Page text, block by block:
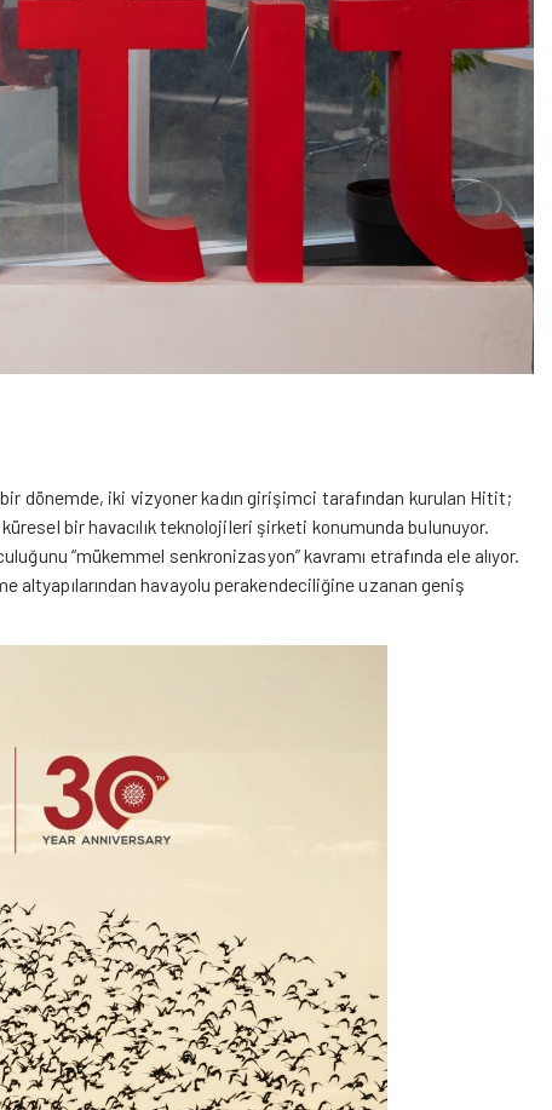
dönemde, iki vizyoner kadın girişimci tarafından kurulan Hitit;
bir havacılık teknolojileri şirketi konumunda bulunuyor.
“mükemmel senkronizasyon” kavramı etrafında ele alıyor.
altyapılarından havayolu perakendeciliğine uzanan geniş